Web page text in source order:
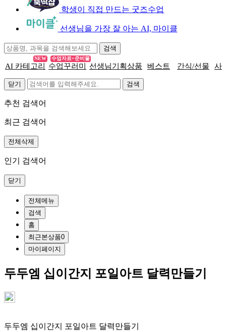
학생이 직접 만드는 굿즈수업
선생님을 가장 잘 아는 AI, 마이클
AI 카테고리
NEW
수업꾸러미
수업자료+준비물
선생님기획상품 베스트 간식/선물 사
닫기
추천 검색어
최근 검색어
전체삭제
인기 검색어
닫기
전체메뉴
검색
홈
최근본상품0
마이페이지
두두엠 십이간지 포일아트 달력만들기
두두엠 십이간지 포일아트 달력만들기